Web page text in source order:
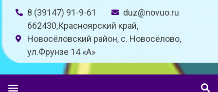
8 (39147) 91-9-61
duz@novuo.ru
662430,Красноярский край,
Новосёловский район, с. Новосёлово,
ул.Фрунзе 14 «A»